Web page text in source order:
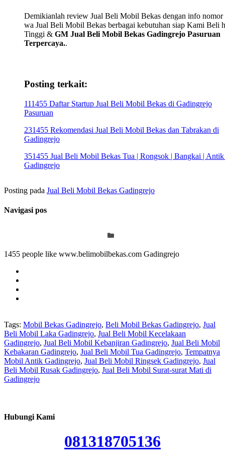
Demikianlah review Jual Beli Mobil Bekas dengan info nomor
wa Jual Beli Mobil Bekas berbagai kebutuhan siap Kami Beli
Tinggi & GM Jual Beli Mobil Bekas Gadingrejo Pasuruan
Terpercaya..
Posting terkait:
111455 Daftar Startup Jual Beli Mobil Bekas di Gadingrejo
Pasuruan
231455 Rekomendasi Jual Beli Mobil Bekas dan Tabrakan di
Gadingrejo
351455 Jual Beli Mobil Bekas Tua | Rongsok | Bangkai |
Gadingrejo
Posting pada Jual Beli Mobil Bekas Gadingrejo
Navigasi pos
1455 people like www.belimobilbekas.com Gadingrejo
Tags: Mobil Bekas Gadingrejo, Beli Mobil Bekas Gadingrejo, Jual
Beli Mobil Laka Gadingrejo, Jual Beli Mobil Kecelakaan
Gadingrejo, Jual Beli Mobil Kebanjiran Gadingrejo, Jual Beli Mobil
Kebakaran Gadingrejo, Jual Beli Mobil Tua Gadingrejo, Tempatnya
Mobil Antik Gadingrejo, Jual Beli Mobil Ringsek Gadingrejo, Jual
Beli Mobil Rusak Gadingrejo, Jual Beli Mobil Surat-surat Mati di
Gadingrejo
Hubungi Kami
081318705136